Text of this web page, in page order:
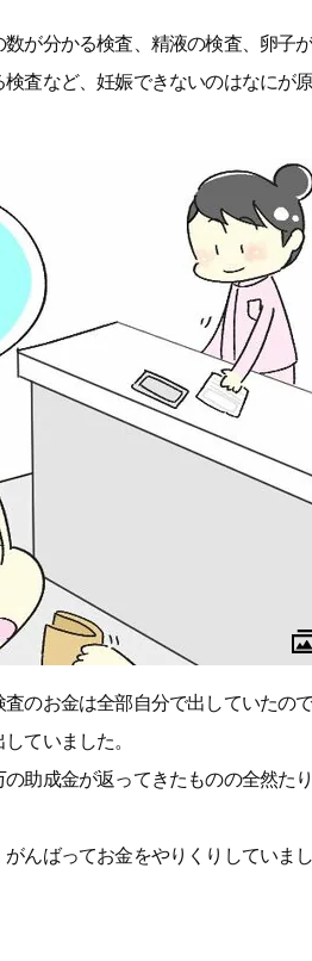
が分かる検査、精液の検査、卵子
査など、妊娠できないのはなにが
のお金は全部自分で出していたので
ていました。
助成金が返ってきたものの全然た
んばってお金をやりくりしていまし